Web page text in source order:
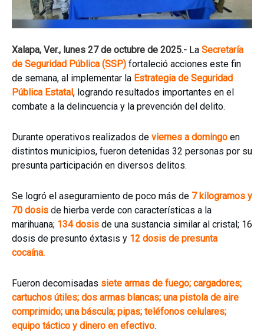
Xalapa, Ver., lunes 27 de octubre de 2025.- La Secretaría
de Seguridad Pública (SSP) fortaleció acciones este fin
de semana, al implementar la Estrategia de Seguridad
Pública Estatal , logrando resultados importantes en el
combate a la delincuencia y la prevención del delito.
Durante operativos realizados de viernes a domingo en
distintos municipios, fueron detenidas 32 personas por su
presunta participación en diversos delitos.
Se logró el aseguramiento de poco más de 7 kilogramos y
70 dosis de hierba verde con características a la
marihuana; 134 dosis de una sustancia similar al cristal; 16
dosis de presunto éxtasis y 12 dosis de presunta
cocaína.
Fueron decomisadas siete armas de fuego; cargadores;
cartuchos útiles; dos armas blancas; una pistola de aire
comprimido; una báscula; pipas; teléfonos celulares;
equipo táctico y dinero en efectivo.